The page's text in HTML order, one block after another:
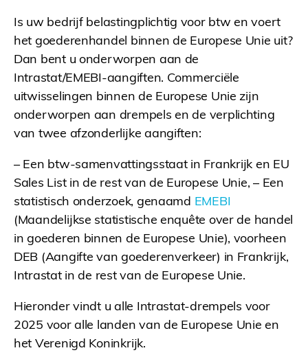
Is uw bedrijf belastingplichtig voor btw en voert
het goederenhandel binnen de Europese Unie uit?
Dan bent u onderworpen aan de
Intrastat/EMEBI-aangiften. Commerciële
uitwisselingen binnen de Europese Unie zijn
onderworpen aan drempels en de verplichting
van twee afzonderlijke aangiften:
– Een btw-samenvattingsstaat in Frankrijk en EU
Sales List in de rest van de Europese Unie, – Een
statistisch onderzoek, genaamd EMEBI
(Maandelijkse statistische enquête over de handel
in goederen binnen de Europese Unie), voorheen
DEB (Aangifte van goederenverkeer) in Frankrijk,
Intrastat in de rest van de Europese Unie.
Hieronder vindt u alle Intrastat-drempels voor
2025 voor alle landen van de Europese Unie en
het Verenigd Koninkrijk.